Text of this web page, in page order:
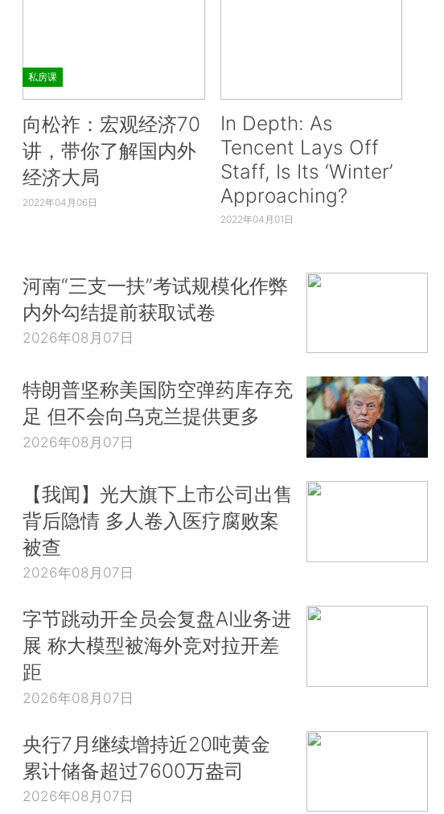
私房课
向松祚：宏观经济70
讲，带你了解国内外
经济大局
2022年04月06日
In Depth: As
Tencent Lays Off
Staff, Is Its ‘Winter’
Approaching?
2022年04月01日
河南“三支一扶”考试规模化作弊
内外勾结提前获取试卷
2026年08月07日
特朗普坚称美国防空弹药库存充
足 但不会向乌克兰提供更多
2026年08月07日
【我闻】光大旗下上市公司出售
背后隐情 多人卷入医疗腐败案
被查
2026年08月07日
字节跳动开全员会复盘AI业务进
展 称大模型被海外竞对拉开差
距
2026年08月07日
央行7月继续增持近20吨黄金
累计储备超过7600万盎司
2026年08月07日